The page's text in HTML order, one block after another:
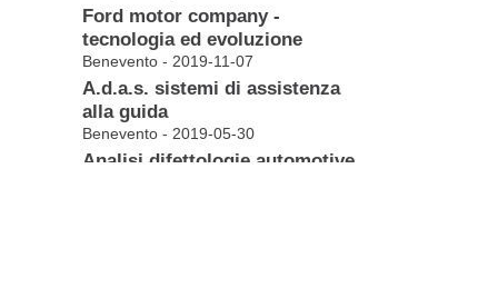
Ford motor company -
tecnologia ed evoluzione
Benevento - 2019-11-07
A.d.a.s. sistemi di assistenza
alla guida
Benevento - 2019-05-30
Analisi difettologie automotive